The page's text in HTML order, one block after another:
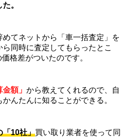
。
てネットから「車一括査定」を
同時に査定してもらったとこ
価格差がついたのです。
金額」 から教えてくれるので、自
かんたんに知ることができる。
「10社」買い取り業者を使って同